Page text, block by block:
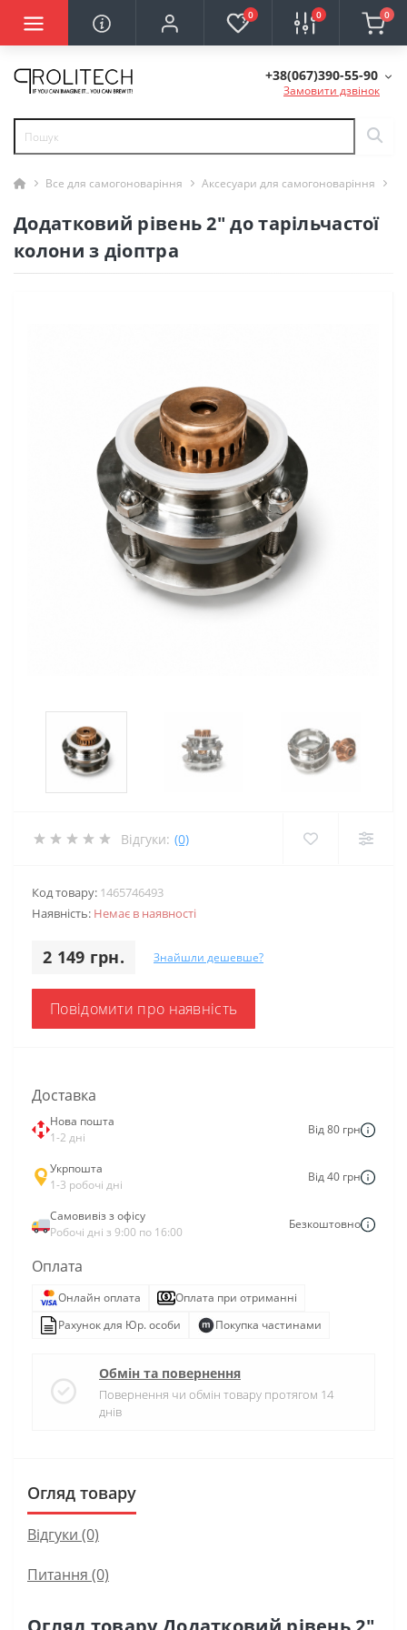
0 0 0
+38(067)390-55-90
Замовити дзвінок
Все для самогоноваріння Аксесуари для самогоноваріння
Додатковий рівень 2" до тарільчастої
колони з діоптра
Відгуки: (0)
Код товару: 1465746493
Наявність: Немає в наявності
2 149 грн. Знайшли дешевше?
Повідомити про наявність
Доставка
Нова пошта
1-2 дні
Від 80 грн
Укрпошта
1-3 робочі дні
Від 40 грн
Самовивіз з офісу
Робочі дні з 9:00 по 16:00
Безкоштовно
Оплата
Онлайн оплата
Оплата при отриманні
Рахунок для Юр. особи
Покупка частинами
Обмін та повернення
Повернення чи обмін товару протягом 14
днів
Огляд товару
Відгуки (0)
Питання (0)